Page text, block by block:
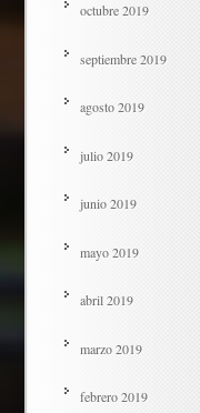
octubre 2019
septiembre 2019
agosto 2019
julio 2019
junio 2019
mayo 2019
abril 2019
marzo 2019
febrero 2019